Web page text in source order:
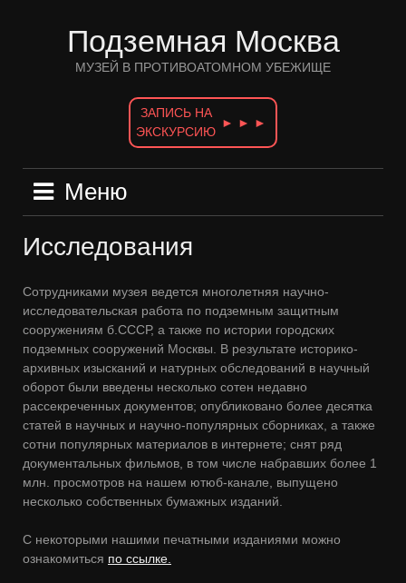
Подземная Москва
МУЗЕЙ В ПРОТИВОАТОМНОМ УБЕЖИЩЕ
ЗАПИСЬ НА
ЭКСКУРСИЮ
► ► ►
Меню
Исследования
Сотрудниками музея ведется многолетняя научно-
исследовательская работа по подземным защитным
сооружениям б.СССР, а также по истории городских
подземных сооружений Москвы. В результате историко-
архивных изысканий и натурных обследований в научный
оборот были введены несколько сотен недавно
рассекреченных документов; опубликовано более десятка
статей в научных и научно-популярных сборниках, а также
сотни популярных материалов в интернете; снят ряд
документальных фильмов, в том числе набравших более 1
млн. просмотров на нашем ютюб-канале, выпущено
несколько собственных бумажных изданий.
С некоторыми нашими печатными изданиями можно
ознакомиться по ссылке.